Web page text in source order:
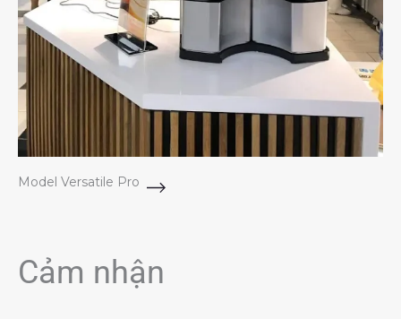
Model Versatile Pro
Cảm nhận